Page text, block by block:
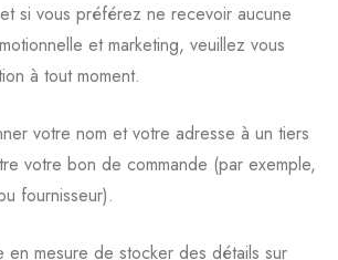
si vous préférez ne recevoir aucune
et marketing, veuillez vous
à tout moment.
votre nom et votre adresse à un tiers
votre bon de commande (par exemple,
fournisseur).
en mesure de stocker des détails sur